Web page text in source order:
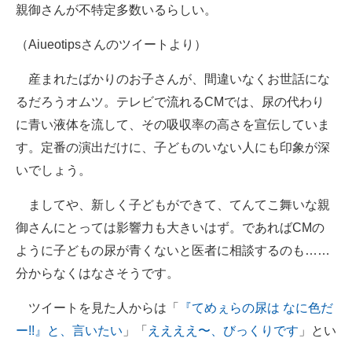
親御さんが不特定多数いるらしい。
（Aiueotipsさんのツイートより）
産まれたばかりのお子さんが、間違いなくお世話にな
るだろうオムツ。テレビで流れるCMでは、尿の代わり
に青い液体を流して、その吸収率の高さを宣伝していま
す。定番の演出だけに、子どものいない人にも印象が深
いでしょう。
ましてや、新しく子どもができて、てんてこ舞いな親
御さんにとっては影響力も大きいはず。であればCMの
ように子どもの尿が青くないと医者に相談するのも……
分からなくはなさそうです。
ツイートを見た人からは「
『てめぇらの尿は なに色だ
ー!!』と、言いたい 」「 ええええ〜、びっくりです 」とい